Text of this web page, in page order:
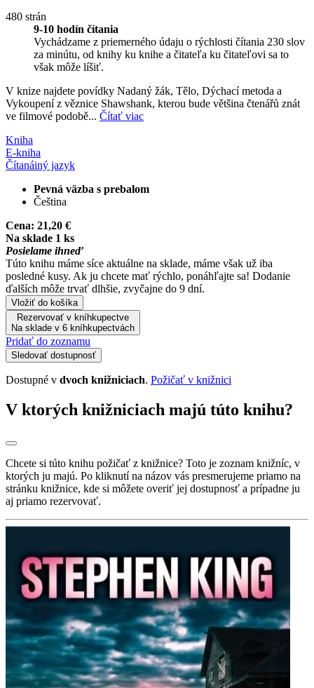
480 strán
9-10 hodín čítania
Vychádzame z priemerného údaju o rýchlosti čítania 230 slov
za minútu, od knihy ku knihe a čitateľa ku čitateľovi sa to
však môže líšiť.
V knize najdete povídky Nadaný žák, Tělo, Dýchací metoda a
Vykoupení z věznice Shawshank, kterou bude většina čtenářů znát
ve filmové podobě... Čítať viac
Kniha
E-kniha
Čítanáiný jazyk
Pevná väzba s prebalom
Čeština
Cena: 21,20 €
Na sklade 1 ks
Posielame ihneď
Túto knihu máme síce aktuálne na sklade, máme však už iba
posledné kusy. Ak ju chcete mať rýchlo, ponáhľajte sa! Dodanie
ďalších môže trvať dlhšie, zvyčajne do 9 dní.
Vložiť do košíka
Rezervovať v kníhkupectve
Na sklade v 6 kníhkupectvách
Pridať do zoznamu
Sledovať dostupnosť
Dostupné v dvoch knižniciach. Požičať v knižnici
V ktorých knižniciach majú túto knihu?
Chcete si túto knihu požičať z knižnice? Toto je zoznam knižníc, v
ktorých ju majú. Po kliknutí na názov vás presmerujeme priamo na
stránku knižnice, kde si môžete overiť jej dostupnosť a prípadne ju
aj priamo rezervovať.